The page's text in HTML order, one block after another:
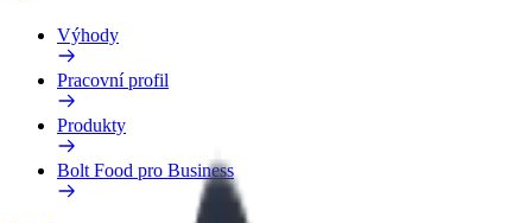
Výhody
Pracovní profil
Produkty
Bolt Food pro Business